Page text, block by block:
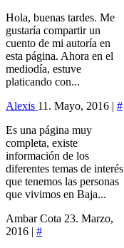
Hola, buenas tardes. Me
gustaría compartir un
cuento de mi autoría en
esta página. Ahora en el
mediodía, estuve
platicando con...
Alexis 11. Mayo, 2016 | #
Es una página muy
completa, existe
información de los
diferentes temas de interés
que tenemos las personas
que vivimos en Baja...
Ambar Cota 23. Marzo,
2016 | #